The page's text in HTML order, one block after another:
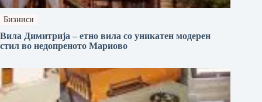
Бизниси
Вила Димитрија – етно вила со уникатен модерен
стил во недопреното Мариово